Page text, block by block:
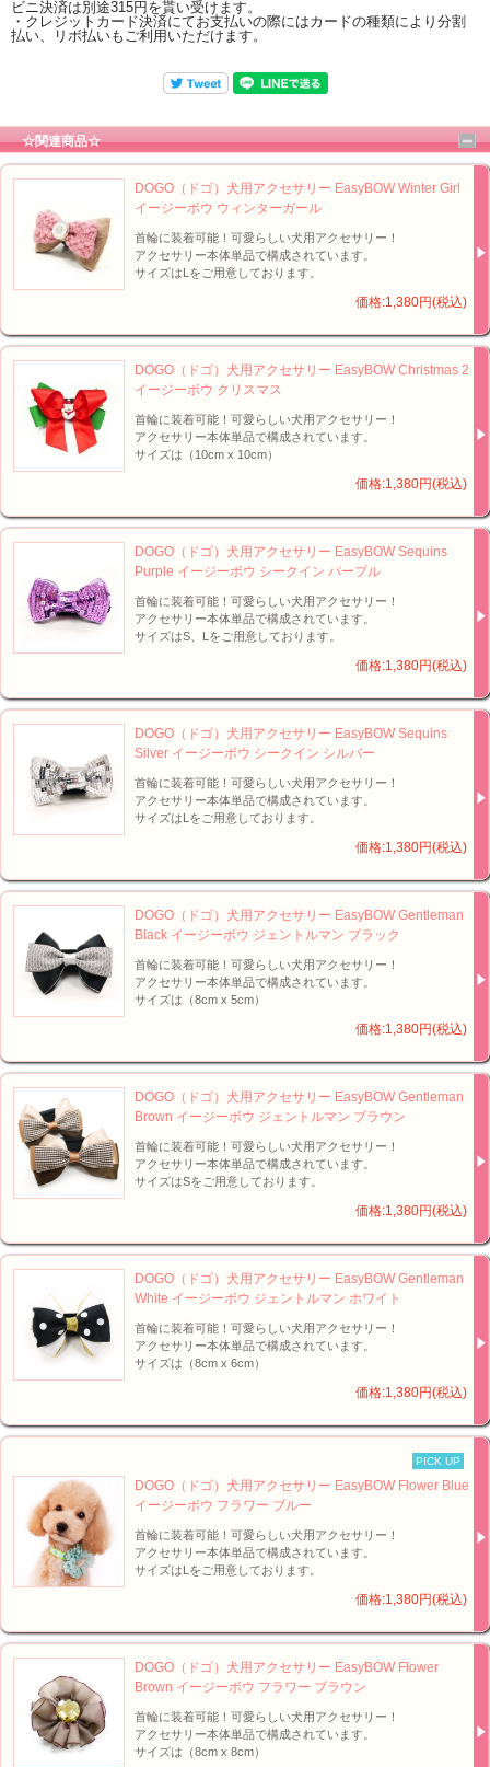
ビニ決済は別途315円を貰い受けます。
・クレジットカード決済にてお支払いの際にはカードの種類により分割
払い、リボ払いもご利用いただけます。
☆関連商品☆
DOGO（ドゴ）犬用アクセサリー EasyBOW Winter Girl
イージーボウ ウィンターガール
首輪に装着可能！可愛らしい犬用アクセサリー！
アクセサリー本体単品で構成されています。
サイズはLをご用意しております。
価格:1,380円(税込)
DOGO（ドゴ）犬用アクセサリー EasyBOW Christmas 2
イージーボウ クリスマス
首輪に装着可能！可愛らしい犬用アクセサリー！
アクセサリー本体単品で構成されています。
サイズは（10cm x 10cm）
価格:1,380円(税込)
DOGO（ドゴ）犬用アクセサリー EasyBOW Sequins
Purple イージーボウ シークイン パープル
首輪に装着可能！可愛らしい犬用アクセサリー！
アクセサリー本体単品で構成されています。
サイズはS、Lをご用意しております。
価格:1,380円(税込)
DOGO（ドゴ）犬用アクセサリー EasyBOW Sequins
Silver イージーボウ シークイン シルバー
首輪に装着可能！可愛らしい犬用アクセサリー！
アクセサリー本体単品で構成されています。
サイズはLをご用意しております。
価格:1,380円(税込)
DOGO（ドゴ）犬用アクセサリー EasyBOW Gentleman
Black イージーボウ ジェントルマン ブラック
首輪に装着可能！可愛らしい犬用アクセサリー！
アクセサリー本体単品で構成されています。
サイズは（8cm x 5cm）
価格:1,380円(税込)
DOGO（ドゴ）犬用アクセサリー EasyBOW Gentleman
Brown イージーボウ ジェントルマン ブラウン
首輪に装着可能！可愛らしい犬用アクセサリー！
アクセサリー本体単品で構成されています。
サイズはSをご用意しております。
価格:1,380円(税込)
DOGO（ドゴ）犬用アクセサリー EasyBOW Gentleman
White イージーボウ ジェントルマン ホワイト
首輪に装着可能！可愛らしい犬用アクセサリー！
アクセサリー本体単品で構成されています。
サイズは（8cm x 6cm）
価格:1,380円(税込)
PICK UP
DOGO（ドゴ）犬用アクセサリー EasyBOW Flower Blue
イージーボウ フラワー ブルー
首輪に装着可能！可愛らしい犬用アクセサリー！
アクセサリー本体単品で構成されています。
サイズはLをご用意しております。
価格:1,380円(税込)
DOGO（ドゴ）犬用アクセサリー EasyBOW Flower
Brown イージーボウ フラワー ブラウン
首輪に装着可能！可愛らしい犬用アクセサリー！
アクセサリー本体単品で構成されています。
サイズは（8cm x 8cm）